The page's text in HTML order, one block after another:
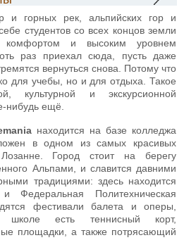
и горных рек, альпийских гор и
студентов со всех концов земли
комфортом и высоким уровнем
раз приехал сюда, пусть даже
вернуться снова. Потому что
для учебы, но и для отдыха. Такое
культурной и экскурсионной
нибудь ещё.
находится на базе колледжа
в одном из самых красивых
Город стоит на берегу
Альпами, и славится давними
традициями: здесь находится
Федеральная Политехническая
фестивали балета и оперы,
есть теннисный корт,
площадки, а также потрясающий